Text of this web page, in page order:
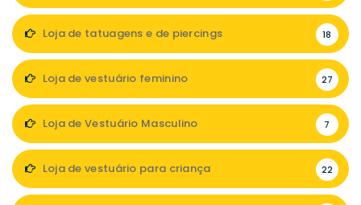
Loja de tatuagens e de piercings 18
Loja de vestuário feminino 27
Loja de Vestuário Masculino 7
Loja de vestuário para criança 22